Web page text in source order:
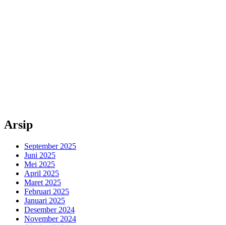
Arsip
September 2025
Juni 2025
Mei 2025
April 2025
Maret 2025
Februari 2025
Januari 2025
Desember 2024
November 2024